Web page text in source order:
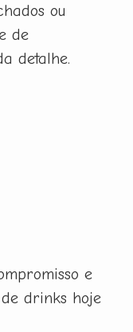
ou
de
detalhe.
e
drinks hoje